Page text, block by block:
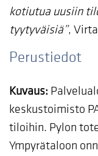
kotiutua uusiin
tyytyväisiä”,
Perustiedot
Kuvaus:
keskustoimisto
tiloihin. Pylon
Ympyrätaloon